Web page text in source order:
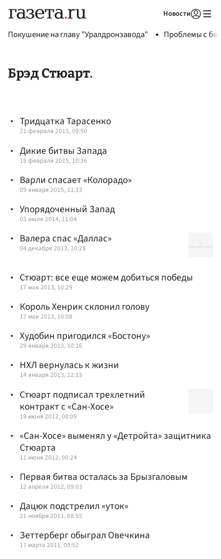
Новости
Покушение на главу "Уралдронзавода" Проблемы с
Брэд Стюарт
Тридцатка Тарасенко
21 февраля 2015, 09:50
Дикие битвы Запада
15 февраля 2015, 10:36
Варли спасает «Колорадо»
09 января 2015, 11:33
Упорядоченный Запад
03 июля 2014, 11:04
Валера спас «Даллас»
04 декабря 2013, 10:28
Стюарт: все еще можем добиться победы
17 мая 2013, 10:29
Король Хенрик склонил голову
17 мая 2013, 10:08
Худобин пригодился «Бостону»
29 января 2013, 10:16
НХЛ вернулась к жизни
14 января 2013, 22:13
Стюарт подписал трехлетний
контракт c «Сан-Хосе»
19 июня 2012, 00:09
«Сан-Хосе» выменял у «Детройта» защитника
Стюарта
11 июня 2012, 00:24
Первая битва осталась за Брызгаловым
12 апреля 2012, 09:03
Дацюк подстрелил «уток»
21 ноября 2011, 08:55
Зеттерберг обыграл Овечкина
17 марта 2011, 09:52